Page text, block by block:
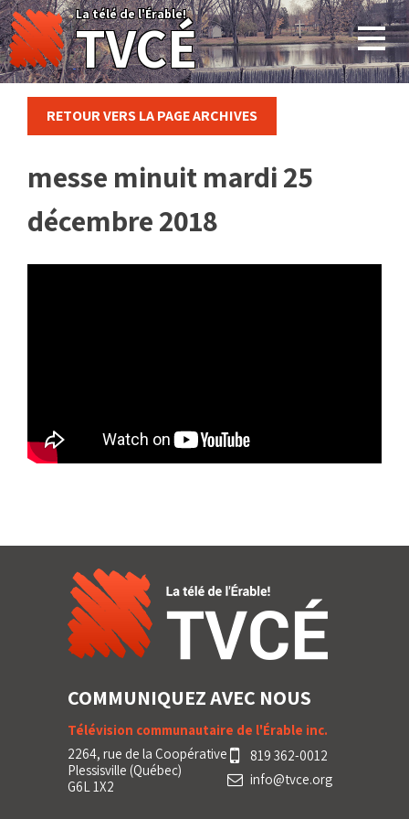
Skip
to
content
La télé de l'Érable!
TVCÉ
RETOUR VERS LA PAGE ARCHIVES
messe minuit mardi 25
décembre 2018
COMMUNIQUEZ AVEC NOUS
Télévision communautaire de l'Érable inc.
2264, rue de la Coopérative
Plessisville (Québec)
G6L 1X2
819 362-0012
info@tvce.org